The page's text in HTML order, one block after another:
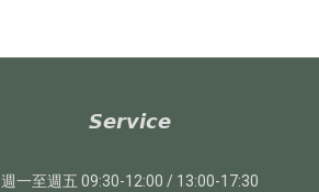
𝙎𝙚𝙧𝙫𝙞𝙘𝙚
週一至週五 09:30-12:00 / 13:00-17:30